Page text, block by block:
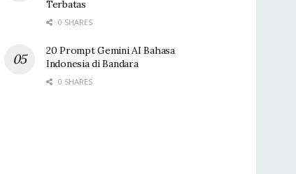
Terbatas
0 SHARES
20 Prompt Gemini AI Bahasa
Indonesia di Bandara
0 SHARES